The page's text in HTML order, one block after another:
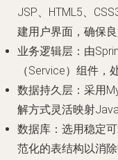
JSP、HTML5、
建用户界面，确保良
业务逻辑层 ：由
（Service）组件
数据持久层 ：采用
解方式灵活映射
数据库 ：选用稳定
范化的表结构以消除